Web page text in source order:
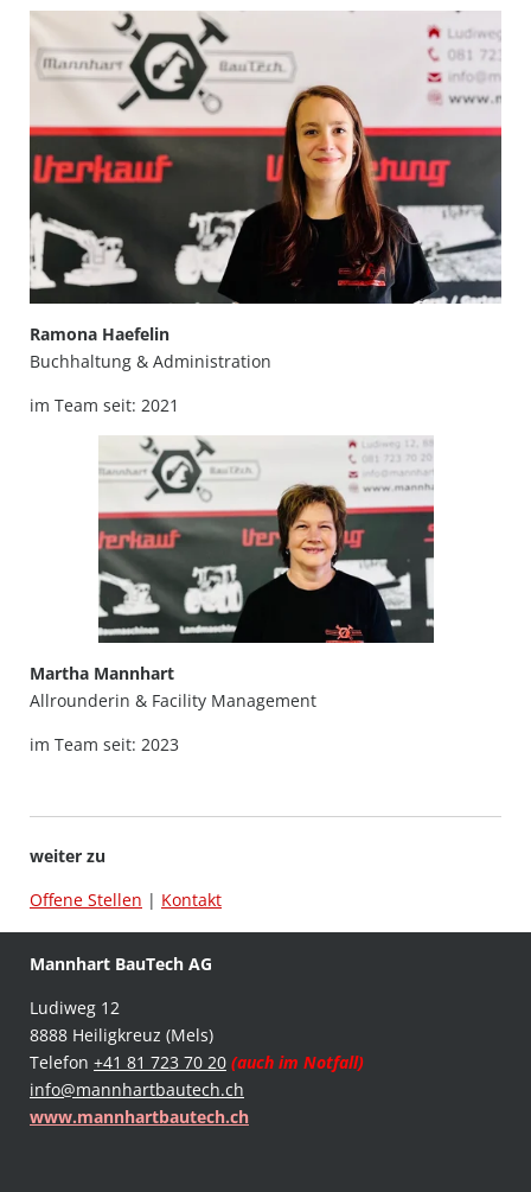
Ramona Haefelin
Buchhaltung & Administration
im Team seit: 2021
Martha Mannhart
Allrounderin & Facility Management
im Team seit: 2023
weiter zu
Offene Stellen | Kontakt
Mannhart BauTech AG
Ludiweg 12
8888 Heiligkreuz (Mels)
Telefon +41 81 723 70 20 (auch im Notfall)
info@mannhartbautech.ch
www.mannhartbautech.ch